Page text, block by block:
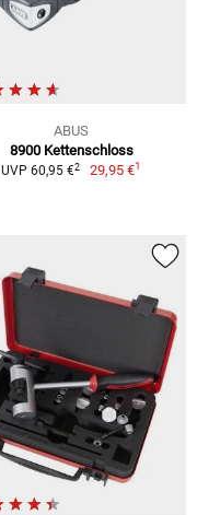
ABUS
8900 Kettenschloss
UVP 60,95 €2 29,95 €1